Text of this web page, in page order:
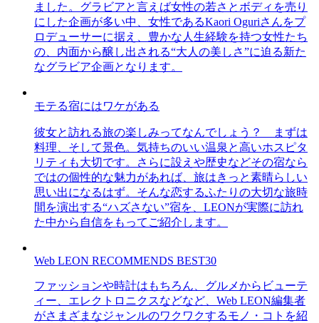
ました。グラビアと言えば女性の若さとボディを売り
にした企画が多い中、女性であるKaori Oguriさんをプ
ロデューサーに据え、豊かな人生経験を持つ女性たち
の、内面から醸し出される“大人の美しさ”に迫る新た
なグラビア企画となります。
モテる宿にはワケがある
彼女と訪れる旅の楽しみってなんでしょう？ まずは
料理、そして景色。気持ちのいい温泉と高いホスピタ
リティも大切です。さらに設えや歴史などその宿なら
ではの個性的な魅力があれば、旅はきっと素晴らしい
思い出になるはず。そんな恋するふたりの大切な旅時
間を演出する“ハズさない”宿を、LEONが実際に訪れ
た中から自信をもってご紹介します。
Web LEON RECOMMENDS BEST30
ファッションや時計はもちろん、グルメからビューテ
ィー、エレクトロニクスなどなど、Web LEON編集者
がさまざまなジャンルのワクワクするモノ・コトを紹